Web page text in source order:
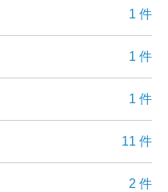
1 件
1 件
1 件
11 件
2 件